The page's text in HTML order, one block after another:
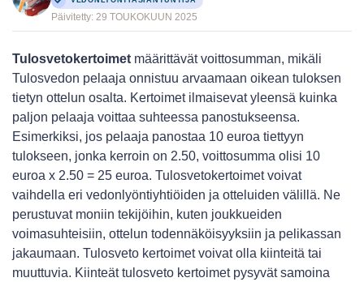
Päivitetty: 29 TOUKOKUUN 2025
Tulosvetokertoimet määrittävät voittosumman, mikäli
Tulosvedon pelaaja onnistuu arvaamaan oikean tuloksen
tietyn ottelun osalta. Kertoimet ilmaisevat yleensä kuinka
paljon pelaaja voittaa suhteessa panostukseensa.
Esimerkiksi, jos pelaaja panostaa 10 euroa tiettyyn
tulokseen, jonka kerroin on 2.50, voittosumma olisi 10
euroa x 2.50 = 25 euroa. Tulosvetokertoimet voivat
vaihdella eri vedonlyöntiyhtiöiden ja otteluiden välillä. Ne
perustuvat moniin tekijöihin, kuten joukkueiden
voimasuhteisiin, ottelun todennäköisyyksiin ja pelikassan
jakaumaan. Tulosveto kertoimet voivat olla kiinteitä tai
muuttuvia. Kiinteät tulosveto kertoimet pysyvät samoina